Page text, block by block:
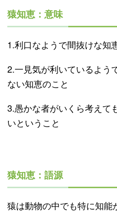
猿知恵：意味
1.利口なようで間抜けな知
2.一見気が利いているよう
ない知恵のこと
3.愚かな者がいくら考えて
いということ
猿知恵：語源
猿は動物の中でも特に知能